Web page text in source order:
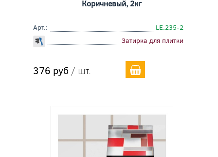
Коричневый, 2кг
Арт.:
LE.235-2
Затирка для плитки
376 руб / шт.